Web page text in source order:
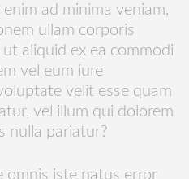
ad minima veniam,
ullam corporis
aliquid ex ea commodi
vel eum iure
velit esse quam
vel illum qui dolorem
nulla pariatur?
omnis iste natus error